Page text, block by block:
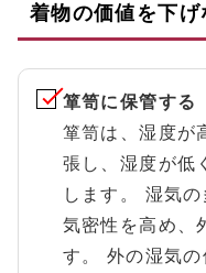
着物の価値を下
箪笥に保管する
箪笥は、湿度が
張し、湿度が低
します。 湿気
気密性を高め、
す。 外の湿気